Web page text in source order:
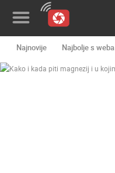
Novosti&Blog
Najnovije Najbolje s weba